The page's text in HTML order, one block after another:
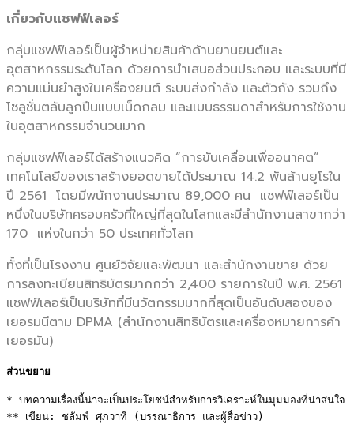
เกี่ยวกับแชฟฟ์เลอร์
กลุ่มแชฟฟ์เลอร์เป็นผู้จำหน่ายสินค้าด้านยานยนต์และ
อุตสาหกรรมระดับโลก ด้วยการนำเสนอส่วนประกอบ และระบบที่มี
ความแม่นยำสูงในเครื่องยนต์ ระบบส่งกำลัง และตัวถัง รวมถึง
โซลูชั่นตลับลูกปืนแบบเม็ดกลม และแบบธรรมดาสำหรับการใช้งาน
ในอุตสาหกรรมจำนวนมาก
กลุ่มแชฟฟ์เลอร์ได้สร้างแนวคิด “การขับเคลื่อนเพื่ออนาคต”
เทคโนโลยีของเราสร้างยอดขายได้ประมาณ 14.2 พันล้านยูโรใน
ปี 2561 โดยมีพนักงานประมาณ 89,000 คน แชฟฟ์เลอร์เป็น
หนึ่งในบริษัทครอบครัวที่ใหญ่ที่สุดในโลกและมีสำนักงานสาขากว่า
170 แห่งในกว่า 50 ประเทศทั่วโลก
ทั้งที่เป็นโรงงาน ศูนย์วิจัยและพัฒนา และสำนักงานขาย ด้วย
การลงทะเบียนสิทธิบัตรมากกว่า 2,400 รายการในปี พ.ศ. 2561
แชฟฟ์เลอร์เป็นบริษัทที่มีนวัตกรรมมากที่สุดเป็นอันดับสองของ
เยอรมนีตาม DPMA (สำนักงานสิทธิบัตรและเครื่องหมายการค้า
เยอรมัน)
ส่วนขยาย
* บทความเรื่องนี้น่าจะเป็นประโยชน์สำหรับการวิเคราะห์ในมุมมองที่น่าสนใจ
** เขียน: ชลัมพ์ ศุภวาที (บรรณาธิการ และผู้สื่อข่าว)